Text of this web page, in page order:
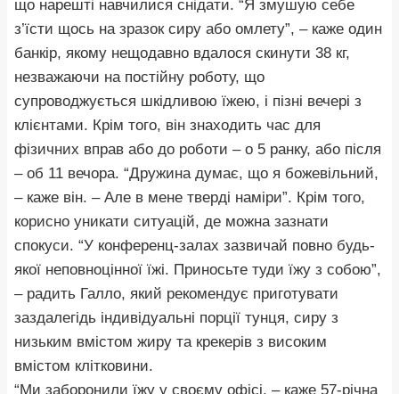
що нарешті навчилися снідати. “Я змушую себе
з’їсти щось на зразок сиру або омлету”, – каже один
банкір, якому нещодавно вдалося скинути 38 кг,
незважаючи на постійну роботу, що
супроводжується шкідливою їжею, і пізні вечері з
клієнтами. Крім того, він знаходить час для
фізичних вправ або до роботи – о 5 ранку, або після
– об 11 вечора. “Дружина думає, що я божевільний,
– каже він. – Але в мене тверді наміри”. Крім того,
корисно уникати ситуацій, де можна зазнати
спокуси. “У конференц-залах зазвичай повно будь-
якої неповноцінної їжі. Приносьте туди їжу з собою”,
– радить Галло, який рекомендує приготувати
заздалегідь індивідуальні порції тунця, сиру з
низьким вмістом жиру та крекерів з високим
вмістом клітковини.
“Ми заборонили їжу у своєму офісі, – каже 57-річна